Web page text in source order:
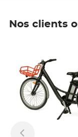
Nos clients